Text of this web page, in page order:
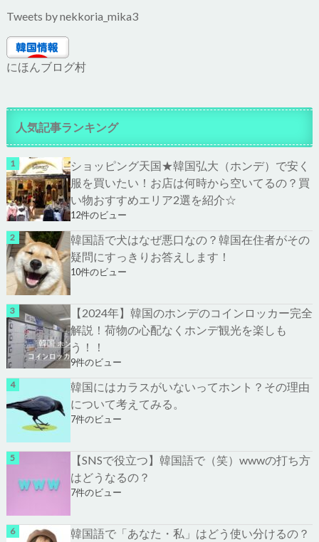
Tweets by nekkoria_mika3
にほんブログ村
人気記事ランキング
ショッピング天国★韓国弘大（ホンデ）で安く
服を買いたい！お店は何時から空いてるの？買
い物おすすめエリア2選を紹介☆
12件のビュー
韓国語で犬はなぜ悪口なの？韓国在住者がその
疑問にすっきりお答えします！
10件のビュー
【2024年】韓国のホンデのコインロッカー完全
解説！荷物の心配なくホンデ観光を楽しも
う！！
9件のビュー
韓国にはカラスがいないってホント？その理由
について考えてみる。
7件のビュー
【SNSで役立つ】韓国語で（笑）wwwの打ち方
はどうなるの？
7件のビュー
韓国語で「あなた・私」はどう使い分けるの？